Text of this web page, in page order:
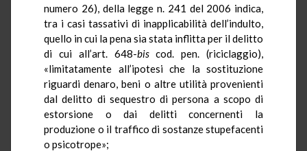
numero 26), della legge n. 241 del 2006 indica,
tra i casi tassativi di inapplicabilità dell’indulto,
quello in cui la pena sia stata inflitta per il delitto
di cui all’art. 648-biscod. pen. (riciclaggio),
«limitatamente all’ipotesi che la sostituzione
riguardi denaro, beni o altre utilità provenienti
dal delitto di sequestro di persona a scopo di
estorsione o dai delitti concernenti la
produzione o il traffico di sostanze stupefacenti
o psicotrope»;